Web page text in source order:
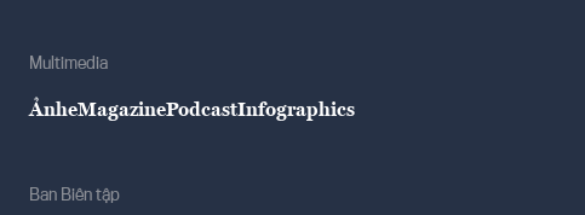
Multimedia
ẢnheMagazinePodcastInfographics
Ban Biên tập